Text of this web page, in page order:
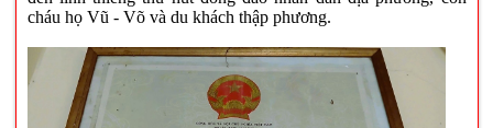
cháu họ Vũ - Võ và du khách thập phương.